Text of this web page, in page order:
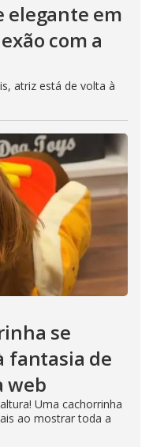
elegante em
com a
atriz está de volta à
se
fantasia de
web
Uma cachorrinha
ao mostrar toda a